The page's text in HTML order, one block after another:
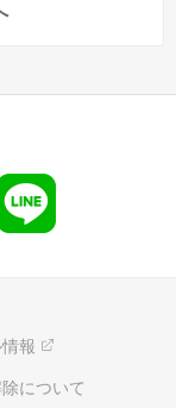
報
について